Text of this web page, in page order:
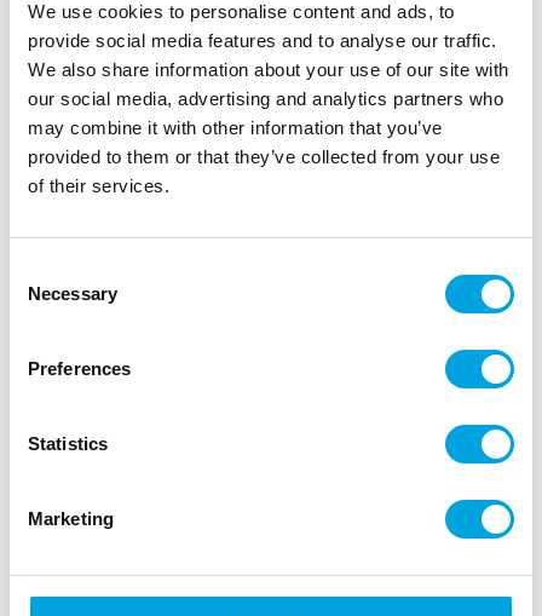
We use cookies to personalise content and ads, to
provide social media features and to analyse our traffic.
We also share information about your use of our site with
our social media, advertising and analytics partners who
may combine it with other information that you’ve
provided to them or that they’ve collected from your use
of their services.
Selection
Necessary
Preferences
Statistics
Marketing
Lautasliinat, Yksisarvinen 10kpl
|
EAN: 5904610114148 Myyntiyksikkö: 6
Kuvaus
koko 33x33cm